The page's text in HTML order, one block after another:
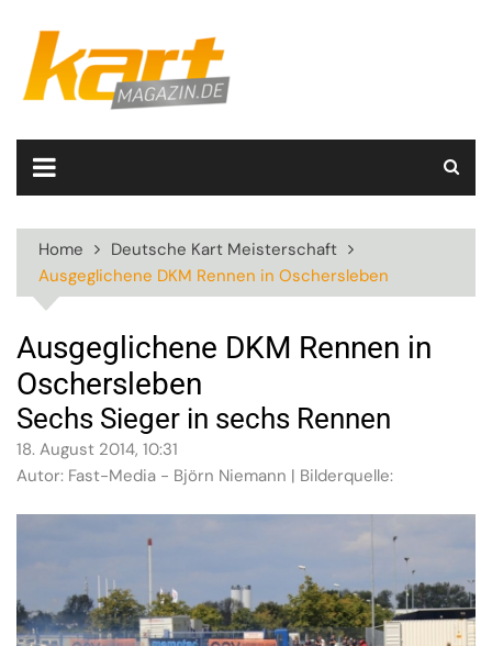
content
Home
Deutsche Kart Meisterschaft
Ausgeglichene DKM Rennen in Oschersleben
Ausgeglichene DKM Rennen in
Oschersleben
Sechs Sieger in sechs Rennen
18. August 2014, 10:31
Autor: Fast-Media - Björn Niemann | Bilderquelle: